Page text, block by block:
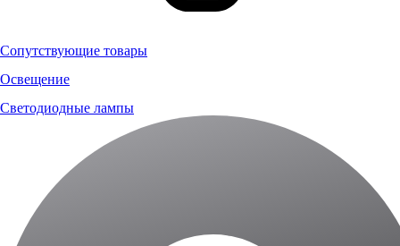
Сопутствующие товары
Освещение
Светодиодные лампы